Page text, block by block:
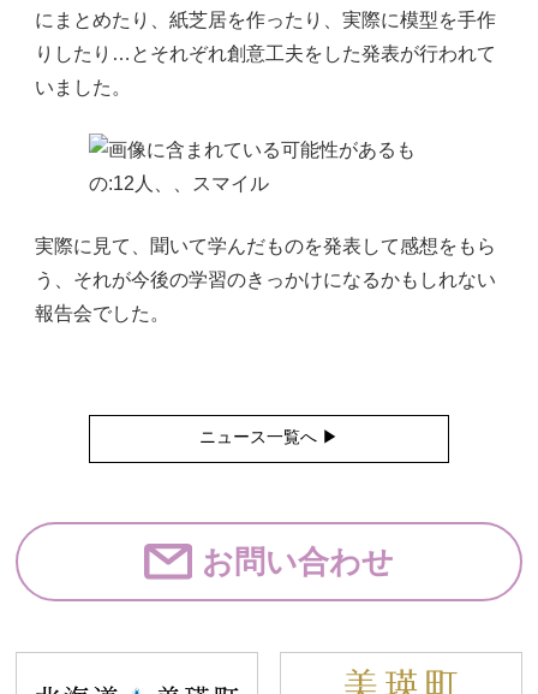
にまとめたり、紙芝居を作ったり、実際に模型を手作
りしたり…とそれぞれ創意工夫をした発表が行われて
いました。
実際に見て、聞いて学んだものを発表して感想をもら
う、それが今後の学習のきっかけになるかもしれない
報告会でした。
ニュース一覧へ ▶︎
お問い合わせ